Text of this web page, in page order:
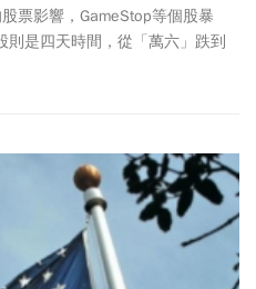
票影響，GameStop等個股暴
是四天時間，從「萬六」跌到
了800點。全球股市暴跌後隨即